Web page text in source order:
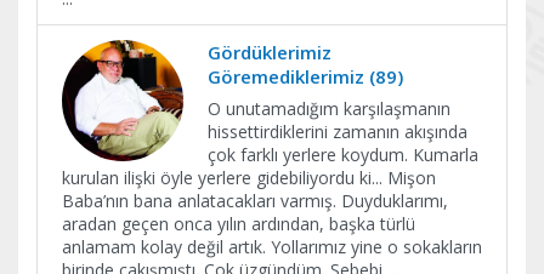
Gördüklerimiz
Göremediklerimiz (89)
O unutamadığım karşılaşmanın
hissettirdiklerini zamanın akışında
çok farklı yerlere koydum. Kumarla
kurulan ilişki öyle yerlere gidebiliyordu ki... Mişon
Baba’nın bana anlatacakları varmış. Duyduklarımı,
aradan geçen onca yılın ardından, başka türlü
anlamam kolay değil artık. Yollarımız yine o sokakların